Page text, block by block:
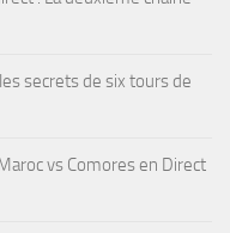
secrets de six tours de
vs Comores en Direct